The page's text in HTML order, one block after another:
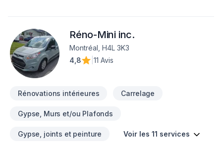
Réno-Mini inc.
Montréal, H4L 3K3
4,8
11 Avis
Rénovations intérieures Carrelage
Gypse, Murs et/ou Plafonds
Gypse, joints et peinture Voir les 11 services